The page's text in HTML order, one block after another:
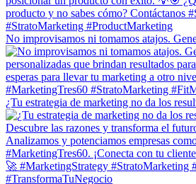
No improvisamos ni tomamos atajos.
¿Tu estrategia de marketing no da los